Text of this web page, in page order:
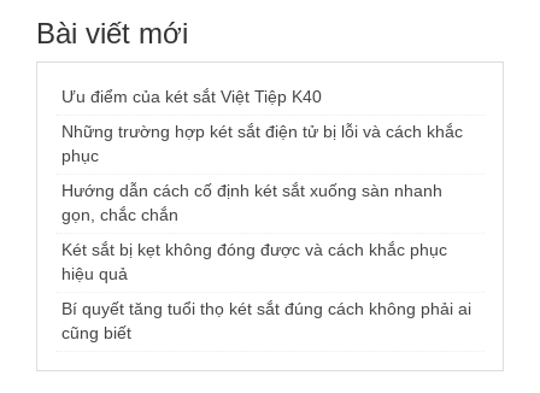
Bài viết mới
Ưu điểm của két sắt Việt Tiệp K40
Những trường hợp két sắt điện tử bị lỗi và cách khắc
phục
Hướng dẫn cách cố định két sắt xuống sàn nhanh
gọn, chắc chắn
Két sắt bị kẹt không đóng được và cách khắc phục
hiệu quả
Bí quyết tăng tuổi thọ két sắt đúng cách không phải ai
cũng biết